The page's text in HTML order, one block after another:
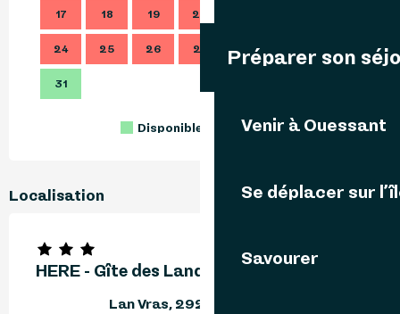
Préparer son
Venir à Ouessant
Se déplacer sur
Savourer
17 18 19 20
24 25 26 27
31
28
Disponible Complet Fermé
Localisation
HERE - Gîte des Landes
Lan Vras, 29242 Ouessant